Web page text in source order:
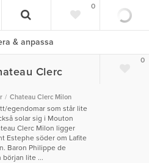
0
0
& anpassa
Clerc
Chateau Clerc Milon
egendomar som står lite
solar sig i Mouton
Clerc Milon ligger
Estephe söder om Lafite
Baron Philippe de
början lite ...